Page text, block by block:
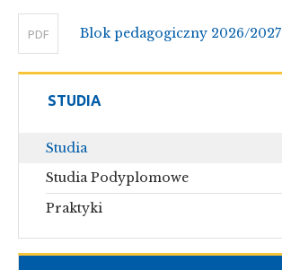
STUDIA
Studia
Studia Podyplomowe
Praktyki
PDF Blok pedagogiczny 2026/2027